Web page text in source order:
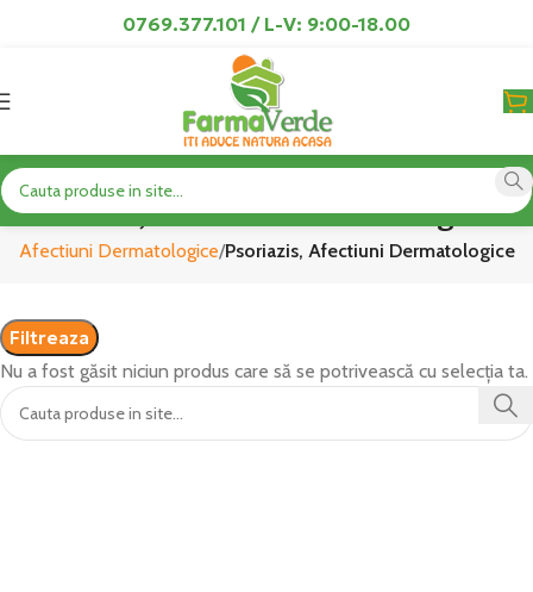
0769.377.101 / L-V: 9:00-18.00
Psoriazis, Afectiuni Dermatologice
Afectiuni Dermatologice Psoriazis, Afectiuni Dermatologice
Filtreaza
Nu a fost găsit niciun produs care să se potrivească cu selecția ta.